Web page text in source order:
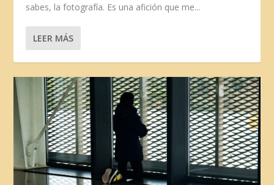
sabes, la fotografía. Es una afición que me...
LEER MÁS